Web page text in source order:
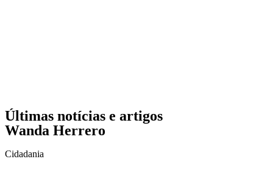
Últimas notícias e artigos
Wanda Herrero
Cidadania